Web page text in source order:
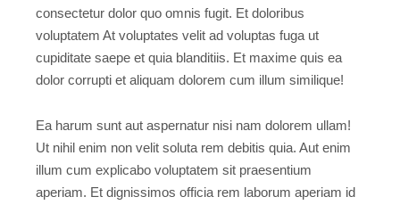
consectetur dolor quo omnis fugit. Et doloribus
voluptatem At voluptates velit ad voluptas fuga ut
cupiditate saepe et quia blanditiis. Et maxime quis ea
dolor corrupti et aliquam dolorem cum illum similique!
Ea harum sunt aut aspernatur nisi nam dolorem ullam!
Ut nihil enim non velit soluta rem debitis quia. Aut enim
illum cum explicabo voluptatem sit praesentium
aperiam. Et dignissimos officia rem laborum aperiam id